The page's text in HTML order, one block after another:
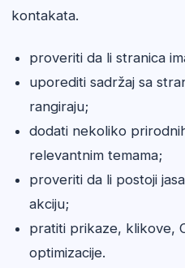
kontakata.
proveriti da li stranica
uporediti sadržaj sa
rangiraju;
dodati nekoliko
relevantnim temama;
proveriti da li postoji
akciju;
pratiti prikaze, klikove,
optimizacije.